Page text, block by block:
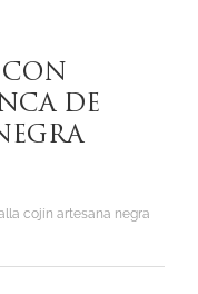
CON
DE
cojín artesana negra